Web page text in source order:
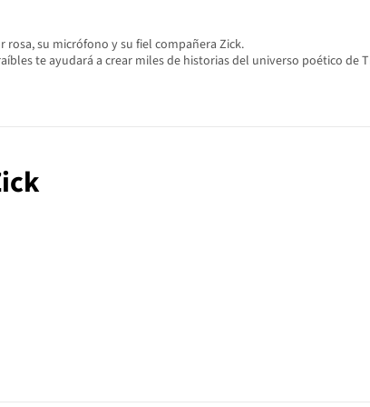
rosa, su micrófono y su fiel compañera Zick.
te ayudará a crear miles de historias del universo poético de